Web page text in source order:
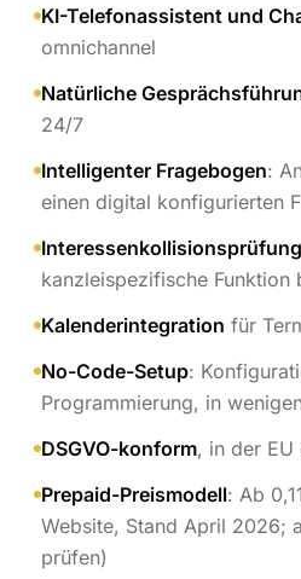
KI-Telefonassistent und
omnichannel
Natürliche
24/7
Intelligenter Fragebogen:
einen digital konfigurierten
Interessenkollisionsprüfung
kanzleispezifische Funktion
Kalenderintegration für
No-Code-Setup:
Programmierung, in
DSGVO-konform, in der EU
Prepaid-Preismodell: Ab
Website, Stand April 2026;
prüfen)